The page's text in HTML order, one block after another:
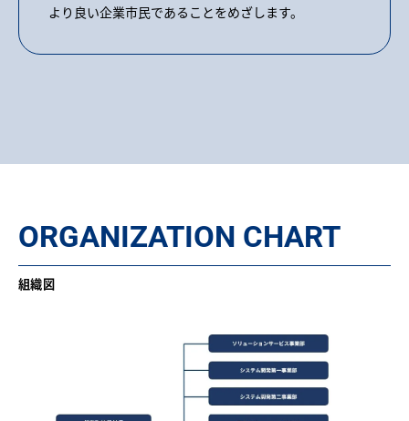
より良い企業市民であることをめざします。
ORGANIZATION CHART
組織図